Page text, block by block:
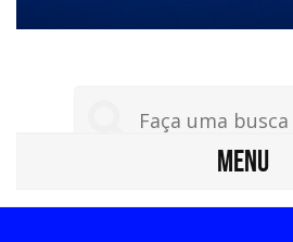
MENU